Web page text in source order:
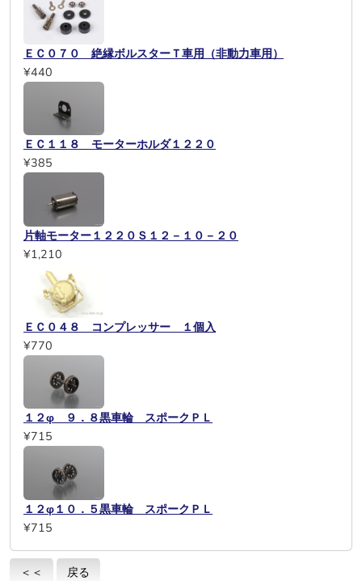
ＥＣ０７０ 絶縁ボルスターＴ車用（非動力車用）
¥440
ＥＣ１１８ モーターホルダ１２２０
¥385
片軸モーター１２２０Ｓ１２－１０－２０
¥1,210
ＥＣ０４８ コンプレッサー １個入
¥770
１２φ ９．８黒車輪 スポークＰＬ
¥715
１２φ１０．５黒車輪 スポークＰＬ
¥715
＜＜ 戻る